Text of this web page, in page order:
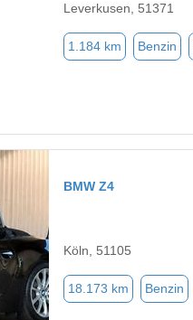
Leverkusen, 51371
1.184 km Benzin
BMW Z4
Köln, 51105
18.173 km Benzin